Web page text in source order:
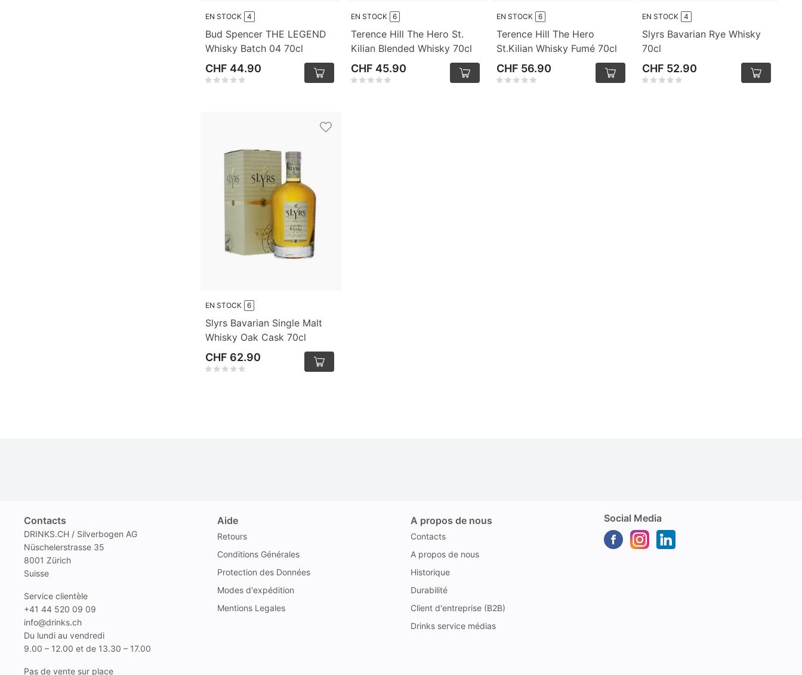
EN STOCK 4
Bud Spencer THE LEGEND
Whisky Batch 04 70cl
CHF 44.90
EN STOCK 6
Terence Hill The Hero St.
Kilian Blended Whisky 70cl
CHF 45.90
EN STOCK 6
Terence Hill The Hero
St.Kilian Whisky Fumé 70cl
CHF 56.90
EN STOCK 4
Slyrs Bavarian Rye Whisky
70cl
CHF 52.90
EN STOCK 6
Slyrs Bavarian Single Malt
Whisky Oak Cask 70cl
CHF 62.90
Contacts
DRINKS.CH / Silverbogen AG
Nüschelerstrasse 35
8001 Zürich
Suisse
Service clientèle
+41 44 520 09 09
info@drinks.ch
Du lundi au vendredi
9.00 – 12.00 et de 13.30 – 17.00
Pas de vente sur place
Aide
Retours
Conditions Générales
Protection des Données
Modes d'expédition
Mentions Legales
A propos de nous
Contacts
A propos de nous
Historique
Durabilité
Client d'entreprise (B2B)
Drinks service médias
Social Media